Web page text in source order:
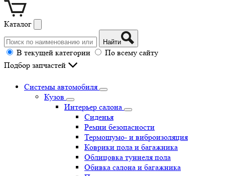
Каталог
Найти
В текущей категории
По всему сайту
Подбор запчастей
Системы автомобиля
Кузов
Интерьер салона
Сиденья
Ремни безопасности
Термошумо- и виброизоляция
Коврики пола и багажника
Облицовка туннеля пола
Обивка салона и багажника